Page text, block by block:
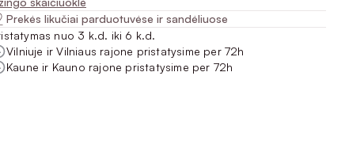
Prekės likučiai parduotuvėse ir sandėliuose
nuo 3 k.d. iki 6 k.d.
Vilniuje ir Vilniaus rajone pristatysime per 72h
Kaune ir Kauno rajone pristatysime per 72h